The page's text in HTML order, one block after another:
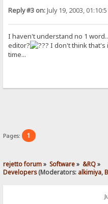
Reply #3 on:July 19, 2003,
I haven't understand no 1
editor?
I don't think that's
time...
Pages: 1
rejetto forum» Software» &RQ»
Developers(Moderators: alkimiya,